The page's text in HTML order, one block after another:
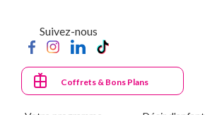
principal
Suivez-nous
Coffrets & Bons Plans